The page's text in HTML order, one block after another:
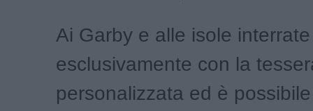
Ai Garby e alle isole
esclusivamente con la
personalizzata ed è